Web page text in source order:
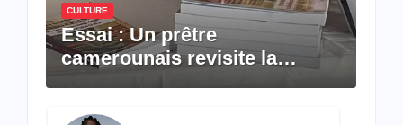
CULTURE
Essai : Un prêtre
camerounais revisite la
pensée de Hegel à travers le